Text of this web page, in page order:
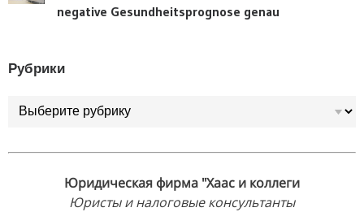
negative Gesundheitsprognose genau
Рубрики
Рубрики
Юридическая фирма "Хаас и коллеги
Юристы и налоговые консультанты